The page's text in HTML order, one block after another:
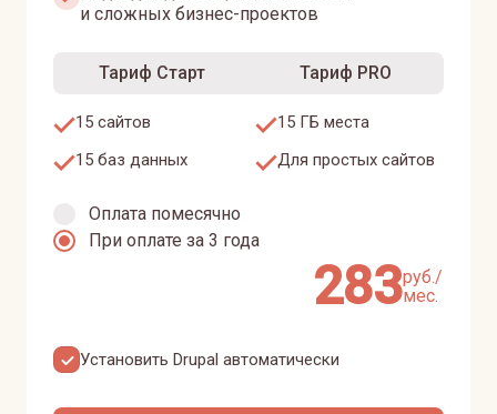
и сложных бизнес-проектов
Тариф Старт Тариф PRO
15 сайтов
15 ГБ места
15 баз данных
Для простых сайтов
Оплата помесячно
При оплате за 3 года
283руб./
мес.
Установить Drupal автоматически